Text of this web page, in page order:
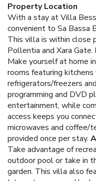
Property Location
With a stay at Villa
convenient to Sa Bassa
This villa is within close
Pollentia and Xara Gate.
Make yourself at home
rooms featuring
refrigerators/freezers
programming and DVD
entertainment, while
access keeps you
microwaves and coffee/
provided once per stay.
Take advantage of
outdoor pool or take in
garden. This villa also
Internet access and